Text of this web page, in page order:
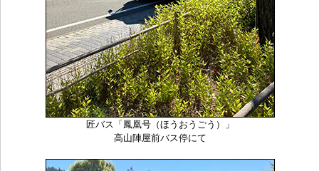
匠バス「鳳凰号（ほうおうごう）」
高山陣屋前バス停にて